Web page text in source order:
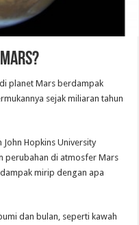
planet Mars berdampak
sejak miliaran tahun
Hopkins University
perubahan di atmosfer Mars
mirip dengan apa
dan bulan, seperti kawah